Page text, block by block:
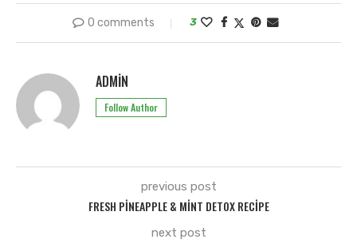
0 comments 3
ADMIN
Follow Author
previous post
FRESH PINEAPPLE & MINT DETOX RECIPE
next post